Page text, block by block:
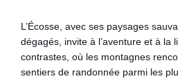
L’Écosse, avec ses paysages
dégagés, invite à l’aventure et à la
contrastes, où les montagnes
sentiers de randonnée parmi les